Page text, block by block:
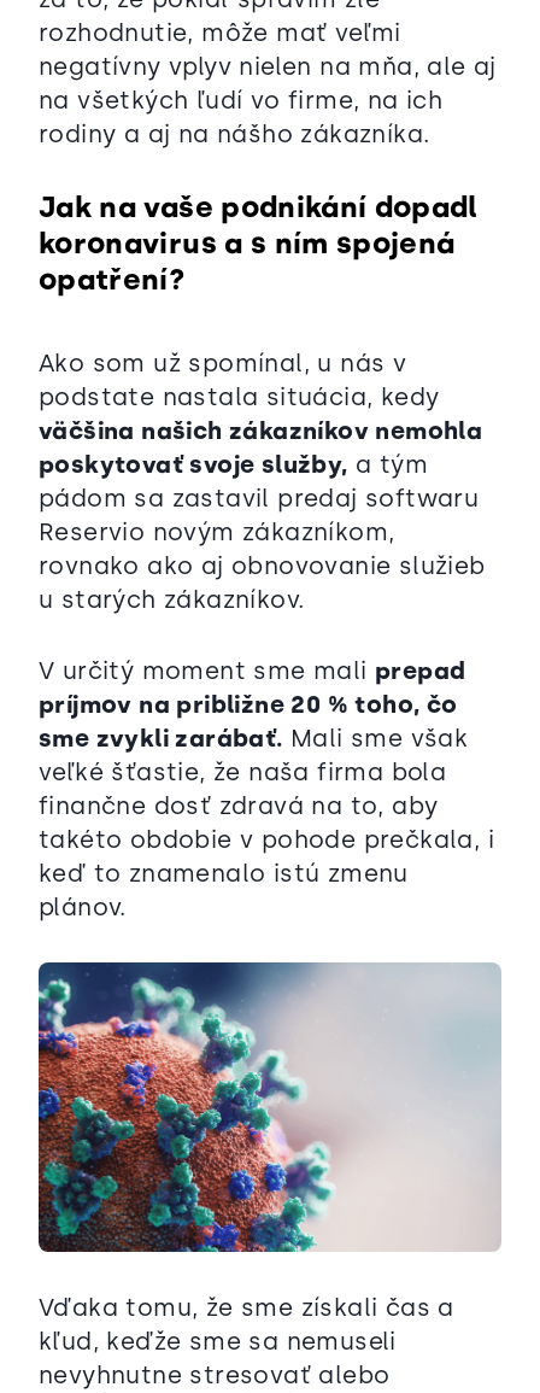
rozhodnutie, môže mať veľmi
negatívny vplyv nielen na mňa, ale aj
na všetkých ľudí vo firme, na ich
rodiny a aj na nášho zákazníka.
Jak na vaše podnikání dopadl
koronavirus a s ním spojená
opatření?
Ako som už spomínal, u nás v
podstate nastala situácia, kedy
väčšina našich zákazníkov nemohla
poskytovať svoje služby, a tým
pádom sa zastavil predaj softwaru
Reservio novým zákazníkom,
rovnako ako aj obnovovanie služieb
u starých zákazníkov.
V určitý moment sme mali prepad
príjmov na približne 20 % toho, čo
sme zvykli zarábať. Mali sme však
veľké šťastie, že naša firma bola
finančne dosť zdravá na to, aby
takéto obdobie v pohode prečkala, i
keď to znamenalo istú zmenu
plánov.
Vďaka tomu, že sme získali čas a
kľud, keďže sme sa nemuseli
nevyhnutne stresovať alebo